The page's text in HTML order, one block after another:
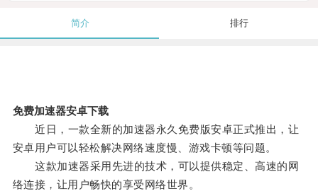
简介 排行
免费加速器安卓下载
近日，一款全新的加速器永久免费版安卓正式推出，让
安卓用户可以轻松解决网络速度慢、游戏卡顿等问题。
这款加速器采用先进的技术，可以提供稳定、高速的网
络连接，让用户畅快的享受网络世界。